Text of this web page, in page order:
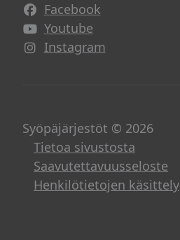
Facebook
Avautuu uuteen ikkunaan
Youtube
Avautuu uuteen ikkunaan
Instagram
Avautuu uuteen ikkunaan
Syöpäjärjestöt © 2026
Tietoa sivustosta
Saavutettavuusseloste
Henkilötietojen käsittely